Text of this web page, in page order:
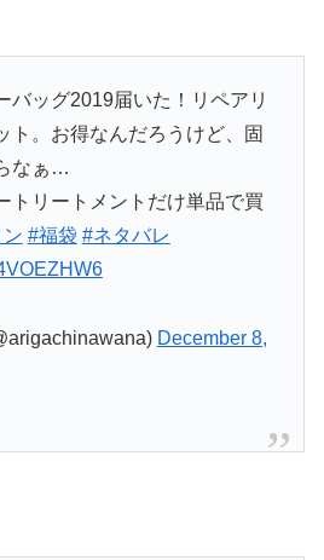
バッグ2019届いた！リペアリ
ト。お得なんだろうけど、固
なぁ…
トリートメントだけ単品で買
#福袋 #ネタバレ
December 8,